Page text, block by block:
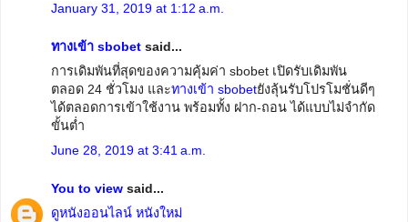
January 31, 2019 at 1:12 a.m.
ทางเข้า sbobet said...
การเดิมพันที่สุดของความคุ้มค่า sbobet เปิดรับเดิมพัน
ตลอด 24 ชั่วโมง และทางเข้า sbobetยังลุ้นรับโปรโมชั่นดีๆ
ได้ตลอดการเข้าใช้งาน พร้อมทั้ง ฝาก-ถอน ได้แบบไม่จำกัด
ขั้นต่ำ
June 28, 2019 at 3:41 a.m.
You to view said...
ดูหนังออนไลน์ หนังใหม่